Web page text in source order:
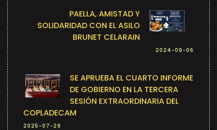
PAELLA, AMISTAD Y
SOLIDARIDAD CON EL ASILO
BRUNET CELARAIN
2024-09-06
SE APRUEBA EL CUARTO INFORME
DE GOBIERNO EN LA TERCERA
SESIÓN EXTRAORDINARIA DEL
COPLADECAM
2025-07-29